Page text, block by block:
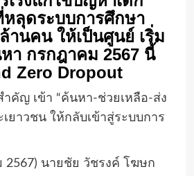
หลุดระบบการศึกษา
านคน ให้เป็นศูนย์ เริ่ม
า กรกฎาคม 2567 นี้
Zero Dropout
คัญ เข้า “ค้นหา-ช่วยเหลือ-ส่ง
ยาวชน ให้กลับเข้าสู่ระบบการ
2567) นายชัย วัชรงค์ โฆษก